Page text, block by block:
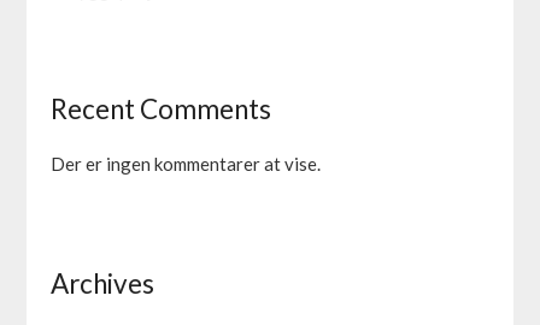
Recent Comments
Der er ingen kommentarer at vise.
Archives